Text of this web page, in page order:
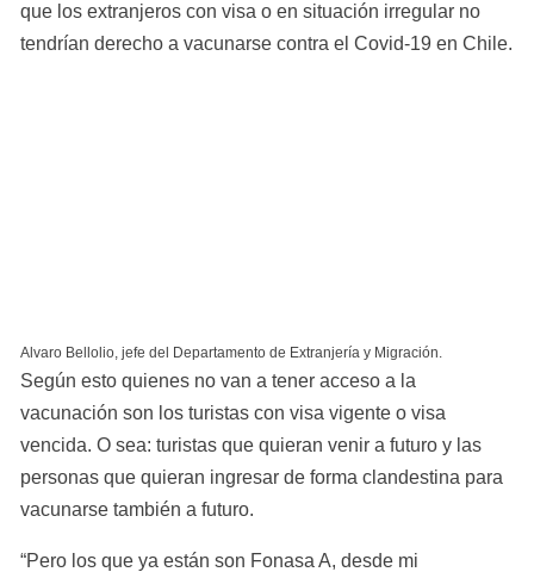
que los extranjeros con visa o en situación irregular no
tendrían derecho a vacunarse contra el Covid-19 en Chile.
Alvaro Bellolio, jefe del Departamento de Extranjería y Migración.
Según esto quienes no van a tener acceso a la
vacunación son los turistas con visa vigente o visa
vencida. O sea: turistas que quieran venir a futuro y las
personas que quieran ingresar de forma clandestina para
vacunarse también a futuro.
“Pero los que ya están son Fonasa A, desde mi